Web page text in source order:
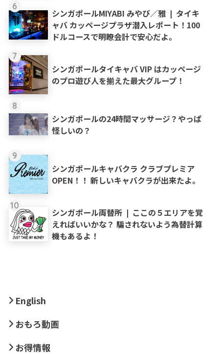
6
シンガポールMIYABI みやび／雅 ❘ タイキ
ャバ カッページプラザ潜入レポート！100
ドルコースで明瞭会計で安心だよ。
7
シンガポールタイキャバ VIP はカッページ
のプロ遊び人を揃えた最大グループ！
8
シンガポールの24時間マッサージ？やっぱ
怪しいの？
9
シンガポールキャバクラ クラブプレミア
OPEN！！ 新しいキャバクラが出来たよ。
10
シンガポール両替所 ❘ ここの５エリアを覚
えればいいかな？ 騙されないよう為替計算
機もあるよ！
English
おもろ動画
お得情報